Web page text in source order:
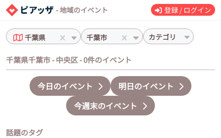
- 地域のイベント 登録 / ログイン
千葉県 千葉市 カテゴリ
千葉県千葉市 - 中央区 - 0件のイベント
今日のイベント
明日のイベント
今週末のイベント
話題のタグ